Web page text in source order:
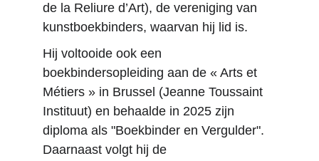
de la Reliure d’Art), de vereniging van
kunstboekbinders, waarvan hij lid is.
Hij voltooide ook een
boekbindersopleiding aan de « Arts et
Métiers » in Brussel (Jeanne Toussaint
Instituut) en behaalde in 2025 zijn
diploma als "Boekbinder en Vergulder".
Daarnaast volgt hij de